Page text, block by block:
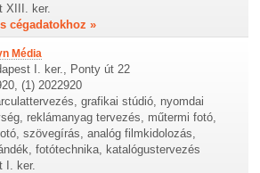
XIII. ker.
cégadatokhoz »
Média
I. ker., Ponty út 22
(1) 2022920
grafikai stúdió, nyomdai
reklámanyag tervezés, műtermi fotó,
szövegírás, analóg filmkidolozás,
fotótechnika, katalógustervezés
I. ker.